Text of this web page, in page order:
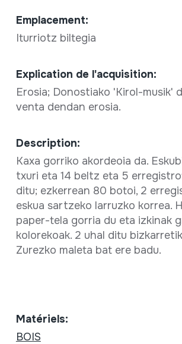
Emplacement:
Iturriotz biltegia
Explication de l'acquisition:
Erosia; Donostiako 'Kirol-musik'
venta dendan erosia.
Description:
Kaxa gorriko akordeoia da.
txuri eta 14 beltz eta 5
ditu; ezkerrean 80 botoi, 2
eskua sartzeko larruzko korrea.
paper-tela gorria du eta izkinak
kolorekoak. 2 uhal ditu
Zurezko maleta bat ere badu.
Matériels:
BOIS